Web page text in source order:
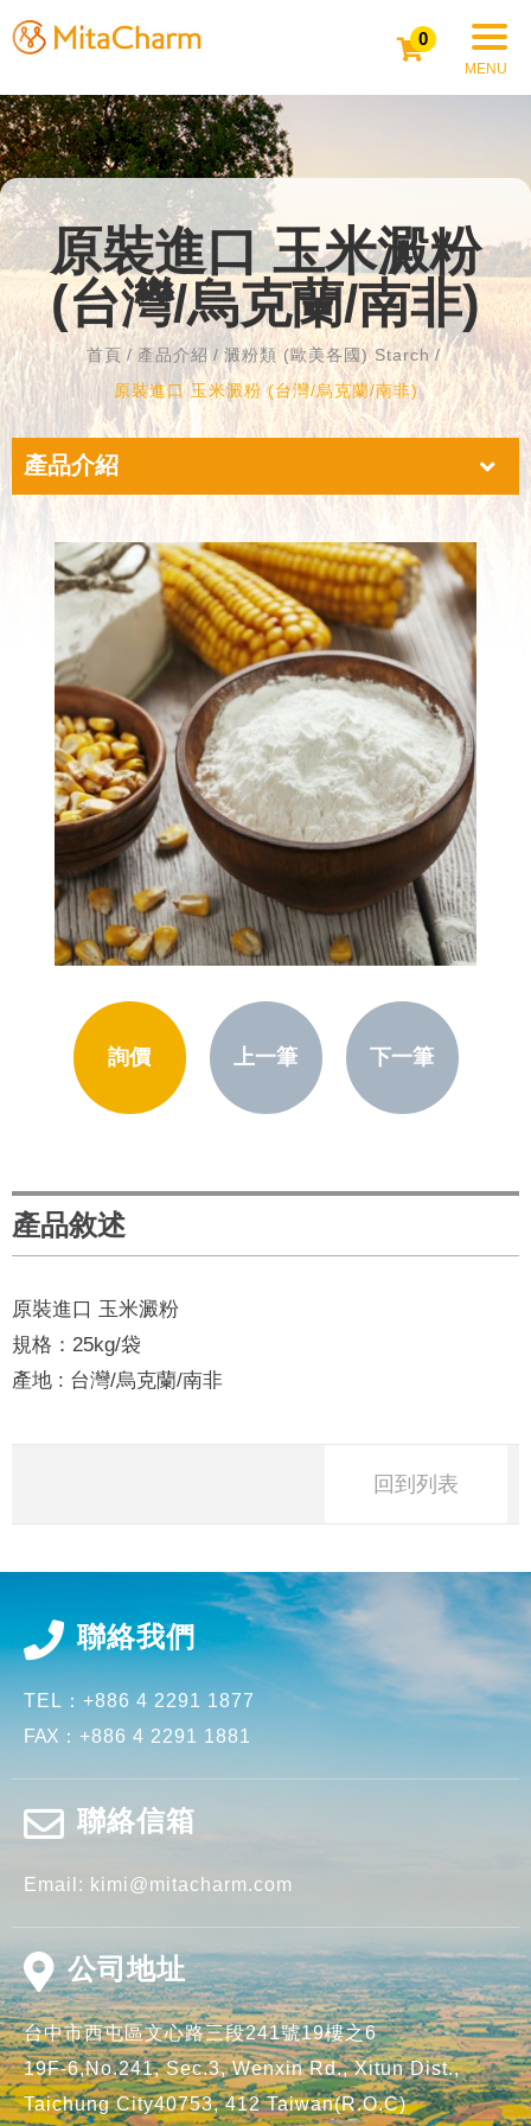
0
原裝進口 玉米澱粉
(台灣/烏克蘭/南非)
首頁 產品介紹
澱粉類 (歐美各國) Starch
原裝進口 玉米澱粉 (台灣/烏克蘭/南非)
產品介紹
詢價 上一筆 下一筆
產品敘述
原裝進口 玉米澱粉
規格：25kg/袋
產地 : 台灣/烏克蘭/南非
回到列表
聯絡我們
TEL： +886 4 2291 1877
FAX ： +886 4 2291 1881
聯絡信箱
Email: kimi@mitacharm.com
公司地址
台中市西屯區文心路三段241號19樓之6
19F-6,No.241, Sec.3, Wenxin Rd., Xitun Dist.,
Taichung City40753, 412 Taiwan(R.O.C)